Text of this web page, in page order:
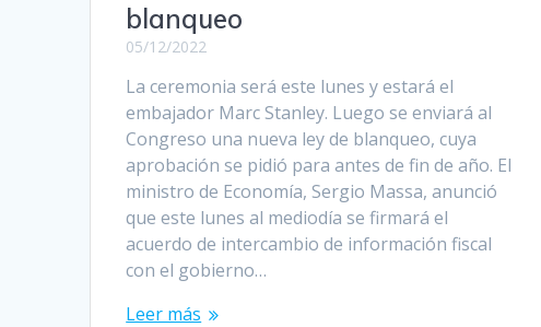
blanqueo
05/12/2022
La ceremonia será este lunes y estará el
embajador Marc Stanley. Luego se enviará al
Congreso una nueva ley de blanqueo, cuya
aprobación se pidió para antes de fin de año. El
ministro de Economía, Sergio Massa, anunció
que este lunes al mediodía se firmará el
acuerdo de intercambio de información fiscal
con el gobierno…
Leer más